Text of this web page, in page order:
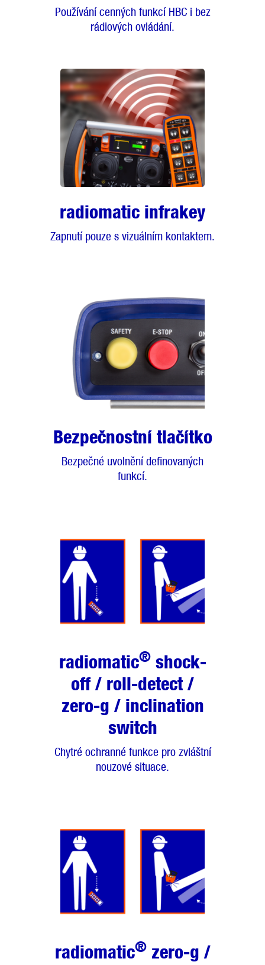
Používání cenných funkcí HBC i bez
rádiových ovládání.
radiomatic infrakey
Zapnutí pouze s vizuálním kontaktem.
Bezpečnostní tlačítko
Bezpečné uvolnění definovaných
funkcí.
radiomatic®shock-
off / roll-detect /
zero-g / inclination
switch
Chytré ochranné funkce pro zvláštní
nouzové situace.
radiomatic®zero-g /